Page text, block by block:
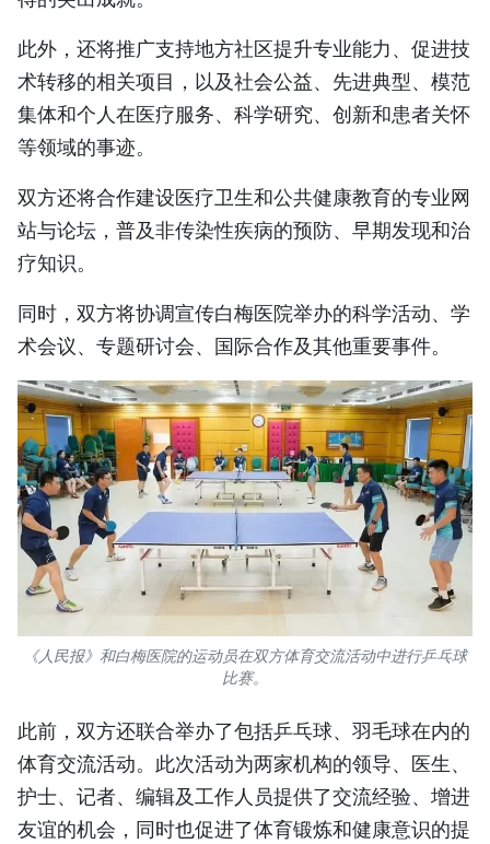
此外，还将推广支持地方社区提升专业能力、促进技
术转移的相关项目，以及社会公益、先进典型、模范
集体和个人在医疗服务、科学研究、创新和患者关怀
等领域的事迹。
双方还将合作建设医疗卫生和公共健康教育的专业网
站与论坛，普及非传染性疾病的预防、早期发现和治
疗知识。
同时，双方将协调宣传白梅医院举办的科学活动、学
术会议、专题研讨会、国际合作及其他重要事件。
《人民报》和白梅医院的运动员在双方体育交流活动中进行乒乓球
比赛。
此前，双方还联合举办了包括乒乓球、羽毛球在内的
体育交流活动。此次活动为两家机构的领导、医生、
护士、记者、编辑及工作人员提供了交流经验、增进
友谊的机会，同时也促进了体育锻炼和健康意识的提